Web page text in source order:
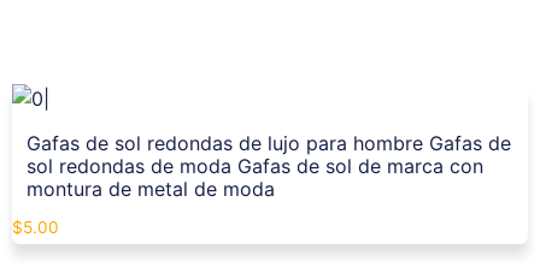
Gafas de sol redondas de lujo para hombre Gafas de
sol redondas de moda Gafas de sol de marca con
montura de metal de moda
$5.00